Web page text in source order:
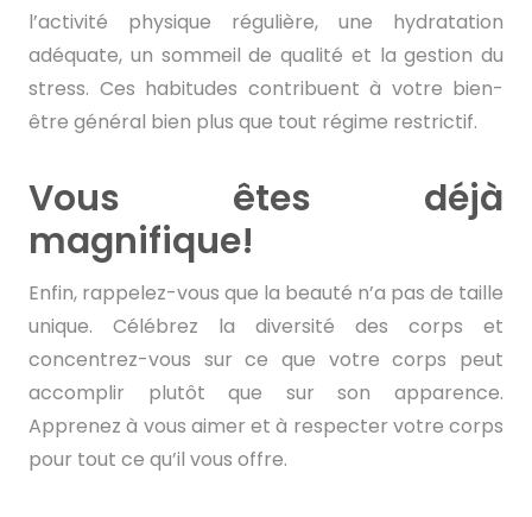
l’activité physique régulière, une hydratation
adéquate, un sommeil de qualité et la gestion du
stress. Ces habitudes contribuent à votre bien-
être général bien plus que tout régime restrictif.
Vous êtes déjà
magnifique!
Enfin, rappelez-vous que la beauté n’a pas de taille
unique. Célébrez la diversité des corps et
concentrez-vous sur ce que votre corps peut
accomplir plutôt que sur son apparence.
Apprenez à vous aimer et à respecter votre corps
pour tout ce qu’il vous offre.